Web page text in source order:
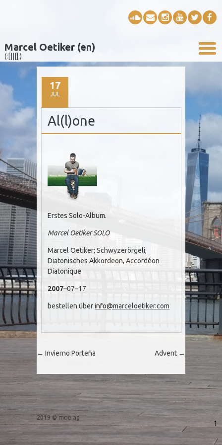
Marcel Oetiker (en)
(:[|||]:)
17
JUL
Al(l)one
Erstes Solo-Album.
Marcel Oetiker SOLO
Marcel Oetiker; Schwyzerörgeli,
Diatonisches Akkordeon, Accordéon
Diatonique
2007–07–17
bestellen überinfo@marceloetiker.com
Post navigation
← Invierno Porteña Advent →
2019 © moe.ag ↑